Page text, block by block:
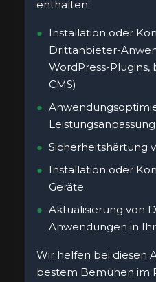
enthalten:
Installation oder
Drittanbieter-
WordPress-
CMS)
Leistungsanpassung
Sicherheitshärtung
Installation oder
Geräte
Aktualisierung von
Anwendungen in
Wir helfen bei diesen
bestem Bemühen im